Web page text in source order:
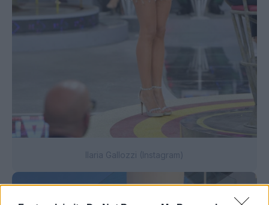
Ilaria Gallozzi (Instagram)